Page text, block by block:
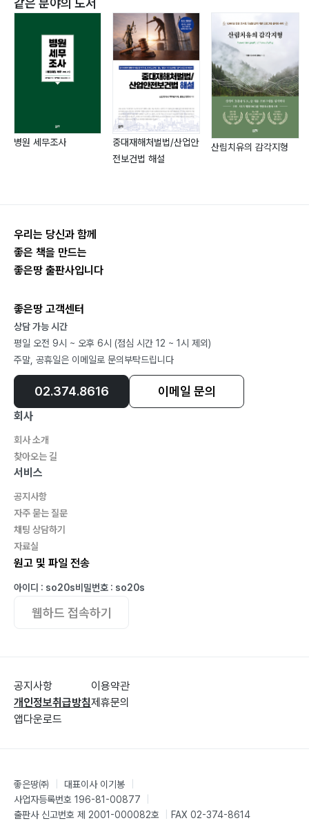
Drillship의 안전 2085.1 Offshore에서의 대표적 사고
사례 2085.2 Offshore에서의 안전 관리 시스템
2135.2.1 서류, 절차 2135.2.2 안전 관련 교육, 훈련
2216. Drillship의 인력 구성 2256.1 육상 2256.2 해상
226Chapter 5 Offshore production1. Offshore oil
& gas production 2311.1 Offshore production의 개
념 2311.2 Offshore production unit의 종류 2322.
FPSO 2362.1 FPSO의 특징 2362.2 FPSO의 종류
2382.3 FPSO의 구조와 장비 2392.4 FPSO의 작업 과
positioning의 특성 2561.3 Dynamic positioning
system의 control mode 2602. Dynamic positioning
system의 발전 과정 2653. Dynamic positioning
controller) 2703.2 HMI (Human Machine
Interface) 2743.3 PRS (Position Reference
System) 2793.4 Sensors 3653.4.1 Gyro compass
3663.4.2 Wind sensor 3663.4.3 MRU (Motion
Reference Unit) 3683.5 Propulsion system
3703.6 Power system 3813.7 Dynamic
Positioning Operator 3894. Redundancy와
Dynamic Positioning System의 class 3924.1
Redundancy의 개념 3924.2 Dynamic positioning
system의 class 3955. DPO 면허 취득을 위한 교육, 훈
련 4125.1 DPO 교육, 훈련, 면허 제도의 역사 4125.2 현
행 NI의 DPO 훈련 제도 4175.3 현행 NI의 DPO 훈련 제
도의 현황 435Chapter 7 DP drillship의 DP 운용1. DP
MODU의 발전 4382. DP drillship의 positioning 특성
4393. DP operation의 전략 4413.1 DP operations
manual 4423.2 Worst-case failure (WCF) 4433.3
capability plots와 DP footprint plots 4653.8 ROM,
TAM, CAMO 4673.9 TAGOS 4703.10 EDS와 DP
drift-off watch circle 4723.11 WSOG 4774. 다양한
헌 510색인 514
같은 분야의 도서
병원 세무조사
중대재해처벌법/산업안
전보건법 해설
산림치유의 감각지형
우리는 당신과 함께
좋은 책을 만드는
좋은땅 출판사입니다
좋은땅 고객센터
상담 가능 시간
평일 오전 9시 ~ 오후 6시 (점심 시간 12 ~ 1시 제외)
주말, 공휴일은 이메일로 문의부탁드립니다
02.374.8616 이메일 문의
회사
회사 소개
찾아오는 길
서비스
공지사항
자주 묻는 질문
채팅 상담하기
자료실
원고 및 파일 전송
아이디 : so20s비밀번호 : so20s
웹하드 접속하기
공지사항
개인정보취급방침
앱다운로드
이용약관
제휴문의
좋은땅㈜ 대표이사 이기봉
사업자등록번호 196-81-00877
출판사 신고번호 제 2001-000082호
FAX 02-374-8614